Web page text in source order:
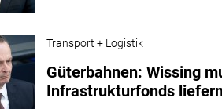
Transport + Logistik
Güterbahnen: Wissing
Infrastrukturfonds